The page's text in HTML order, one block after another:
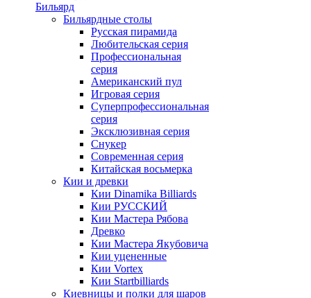
Бильярд
Бильярдные столы
Русская пирамида
Любительская серия
Профессиональная
серия
Американский пул
Игровая серия
Суперпрофессиональная
серия
Эксклюзивная серия
Снукер
Современная серия
Китайская восьмерка
Кии и древки
Кии Dinamika Billiards
Кии РУССКИЙ
Кии Мастера Рябова
Древко
Кии Мастера Якубовича
Кии уцененные
Кии Vortex
Кии Startbilliards
Киевницы и полки для шаров